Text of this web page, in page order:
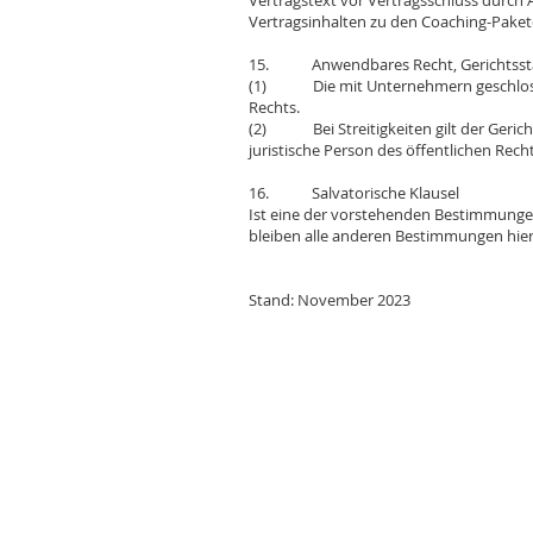
Vertragsinhalten zu den Coaching-
15. Anwendbares Recht,
(1) Die mit Unternehmern
Rechts.
(2) Bei Streitigkeiten gilt der
juristische Person des öffentlichen
16. Salvatorische Klausel
Ist eine der vorstehenden
bleiben alle anderen Bestimmungen
Stand: November 2023